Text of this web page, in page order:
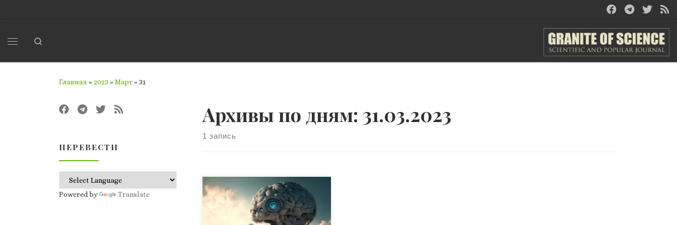
Главная »2023»Март»31
Архивы по дням: 31.03.2023
1 запись
Технологии развиваются очень
стремительно, а в связи с
целым рядом рисков для
ПЕРЕВЕСТИ
Powered by Translate